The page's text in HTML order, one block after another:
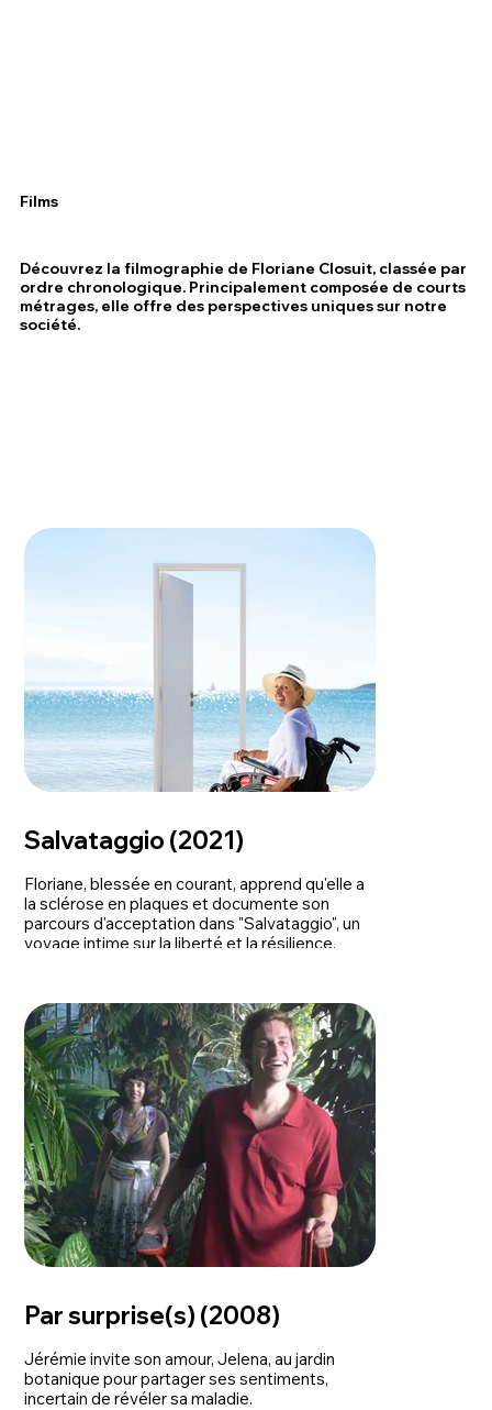
Films
Découvrez la filmographie de Floriane Closuit, classée par
ordre chronologique. Principalement composée de courts
métrages, elle offre des perspectives uniques sur notre
société.
Salvataggio (2021)
Floriane, blessée en courant, apprend qu'elle a
la sclérose en plaques et documente son
parcours d'acceptation dans "Salvataggio", un
voyage intime sur la liberté et la résilience.
Par surprise(s) (2008)
Jérémie invite son amour, Jelena, au jardin
botanique pour partager ses sentiments,
incertain de révéler sa maladie.